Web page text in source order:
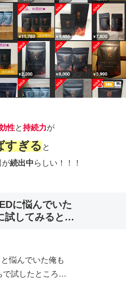
性と持続力が
すぎると
が続出中らしい！！！
に悩んでいた
試してみると…
悩んでいた俺も
で試したところ…